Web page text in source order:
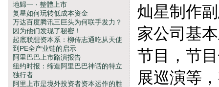
地歸一 · 整體上市
复星如何玩转低成本资金
万达百度腾讯三巨头为何联手发力？
因为他们发现了秘密！
起底联想资本系：柳传志通吃从天使
到PE全产业链的启示
阿里巴巴上市路演报告
纽约时报：缔造阿里巴巴神话的特立
独行者
阿里上市是境外投资者资本运作的胜
灿星制作
家公司基
节目，节
展巡演等